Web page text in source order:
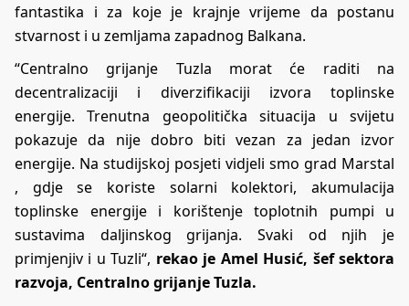
fantastika i za koje je krajnje vrijeme da postanu
stvarnost i u zemljama zapadnog Balkana.
“Centralno grijanje Tuzla morat će raditi na
decentralizaciji i diverzifikaciji izvora toplinske
energije. Trenutna geopolitička situacija u svijetu
pokazuje da nije dobro biti vezan za jedan izvor
energije. Na studijskoj posjeti vidjeli smo grad Marstal
, gdje se koriste solarni kolektori, akumulacija
toplinske energije i korištenje toplotnih pumpi u
sustavima daljinskog grijanja. Svaki od njih je
primjenjiv i u Tuzli“, rekao je Amel Husić, šef sektora
razvoja, Centralno grijanje Tuzla.